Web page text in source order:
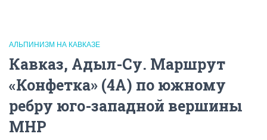
АЛЬПИНИЗМ НА КАВКАЗЕ
Кавказ, Адыл-Су. Маршрут
«Конфетка» (4А) по южному
ребру юго-западной вершины
МНР